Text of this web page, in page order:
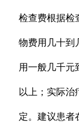
检查费根据检
物费用几十到
用一般几千元
以上；实际治
定。建议患者